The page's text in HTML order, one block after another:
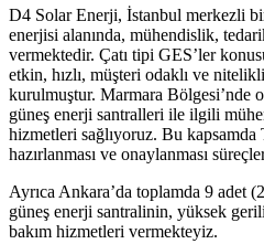
D4 Solar Enerji, İstanbul merkezli
enerjisi alanında, mühendislik,
vermektedir. Çatı tipi GES’ler
etkin, hızlı, müşteri odaklı ve
kurulmuştur. Marmara Bölgesi’nde
güneş enerji santralleri ile ilgili
hizmetleri sağlıyoruz. Bu
hazırlanması ve onaylanması
Ayrıca Ankara’da toplamda 9 adet
güneş enerji santralinin, yüksek
bakım hizmetleri vermekteyiz.